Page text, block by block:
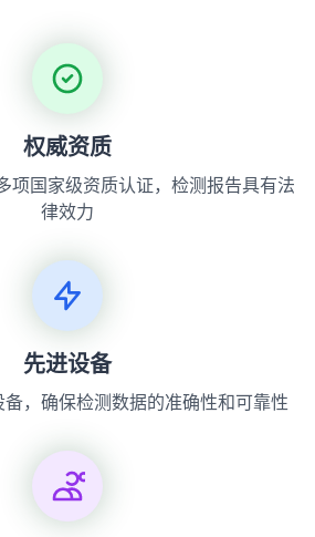
权威资质
项国家级资质认证，检测报告具有法
律效力
先进设备
，确保检测数据的准确性和可靠性